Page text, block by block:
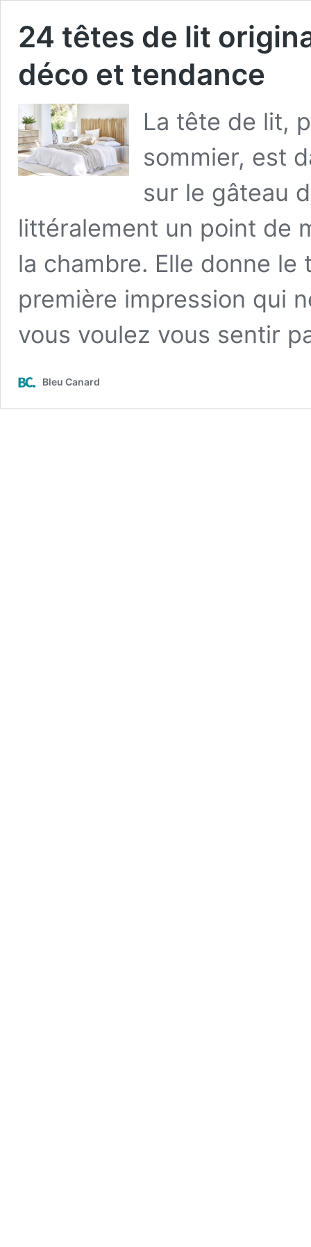
24 têtes de lit
déco et tendance
La tête de lit,
sommier, est
sur le gâteau
littéralement un point de
la chambre. Elle donne le
première impression qui
vous voulez vous sentir
Bleu Canard